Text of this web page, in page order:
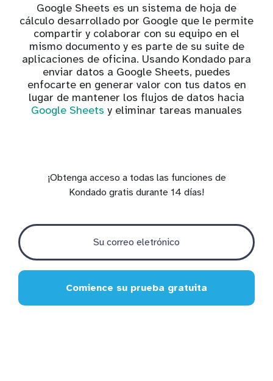
Google Sheets es un sistema de hoja de
cálculo desarrollado por Google que le permite
compartir y colaborar con su equipo en el
mismo documento y es parte de su suite de
aplicaciones de oficina. Usando Kondado para
enviar datos a Google Sheets, puedes
enfocarte en generar valor con tus datos en
lugar de mantener los flujos de datos hacia
Google Sheets y eliminar tareas manuales
¡Obtenga acceso a todas las funciones de
Kondado gratis durante 14 días!
Comience su prueba gratuita